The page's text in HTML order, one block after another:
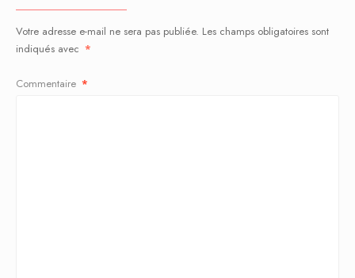
Votre adresse e-mail ne sera pas publiée. Les champs obligatoires sont
indiqués avec *
Commentaire *